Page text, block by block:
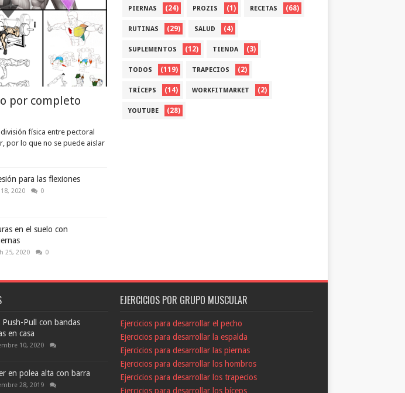
por completo
física entre pectoral
por lo que no se puede aislar
para las flexiones
2020 0
en el suelo con
25, 2020 0
PIERNAS (24) PROZIS (1) RECETAS (68)
RUTINAS (29) SALUD (4)
SUPLEMENTOS (12) TIENDA (3)
TODOS (119) TRAPECIOS (2)
TRÍCEPS (14) WORKFITMARKET (2)
YOUTUBE (28)
Push-Pull con bandas
en casa
10, 2020
en polea alta con barra
28, 2019
EJERCICIOS POR GRUPO MUSCULAR
Ejercicios para desarrollar el pecho
Ejercicios para desarrollar la espalda
Ejercicios para desarrollar las piernas
Ejercicios para desarrollar los hombros
Ejercicios para desarrollar los trapecios
Ejercicios para desarrollar los bíceps